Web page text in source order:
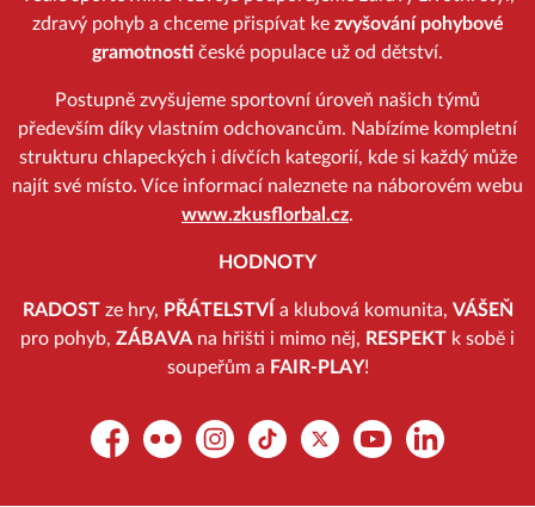
zdravý pohyb a chceme přispívat kezvyšování pohybové
gramotnosti české populace už od dětství.
Postupně zvyšujeme sportovní úroveň našich týmů
především díky vlastním odchovancům. Nabízíme kompletní
strukturu chlapeckých i dívčích kategorií, kde si každý může
najít své místo. Více informací naleznete na náborovém webu
www.zkusflorbal.cz.
HODNOTY
RADOSTze hry, PŘÁTELSTVÍ a klubová komunita, VÁŠEŇ
pro pohyb, ZÁBAVA na hřišti i mimo něj, RESPEKT k sobě i
soupeřům a FAIR-PLAY!
FacebookFlickr Instagram
TikTok Platform X
YouTubeLinkedIn